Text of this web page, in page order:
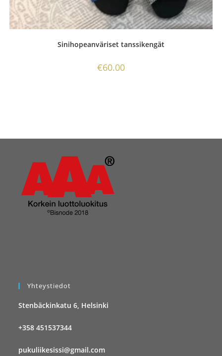
Sinihopeanväriset tanssikengät
€60.00
Yhteystiedot
Stenbäckinkatu 6, Helsinki
+358 451537344
pukuliikesissi@gmail.com